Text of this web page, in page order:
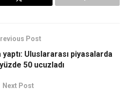
Post
Uluslararası piyasalarda
50 ucuzladı
Next Post